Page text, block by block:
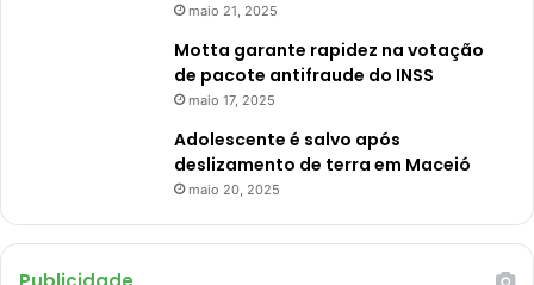
maio 21, 2025
Motta garante rapidez na votação
de pacote antifraude do INSS
maio 17, 2025
Adolescente é salvo após
deslizamento de terra em Maceió
maio 20, 2025